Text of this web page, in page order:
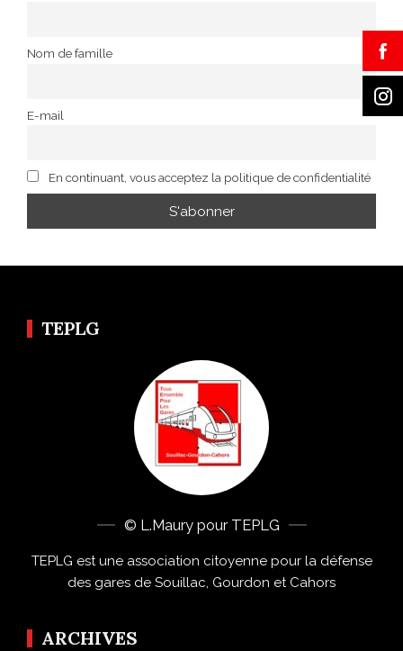
Nom de famille
E-mail
En continuant, vous acceptez la politique de confidentialité
TEPLG
© L.Maury pour TEPLG
TEPLG est une association citoyenne pour la défense
des gares de Souillac, Gourdon et Cahors
ARCHIVES